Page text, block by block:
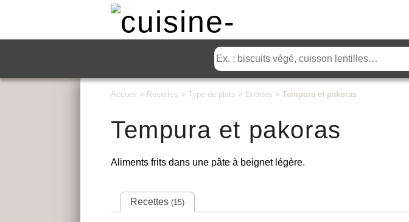
Accueil > Recettes > Type de plats > Entrées > Tempura et pakoras
Tempura et pakoras
Aliments frits dans une pâte à beignet légère.
Recettes (15)